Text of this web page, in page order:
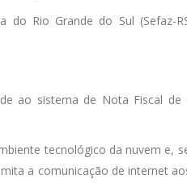
do Rio Grande do Sul (Sefaz-
ao sistema de Nota Fiscal de
tecnológico da nuvem e,
a comunicação de internet